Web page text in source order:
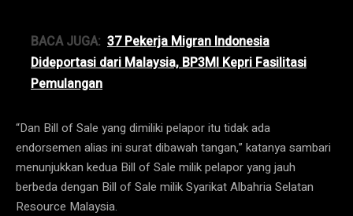
BACA JUGA: 37 Pekerja Migran Indonesia
Dideportasi dari Malaysia, BP3MI Kepri Fasilitasi
Pemulangan
“Dan Bill of Sale yang dimiliki pelapor itu tidak ada
endorsemen alias ini surat dibawah tangan,” katanya sambari
menunjukkan kedua Bill of Sale milik pelapor yang jauh
berbeda dengan Bill of Sale milik Syarikat Albahria Selatan
Resource Malaysia.